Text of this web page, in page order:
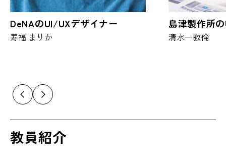
DeNAのUI/UXデザイナー
寿福 まりか
島津製作所
清水一教倫
教員紹介